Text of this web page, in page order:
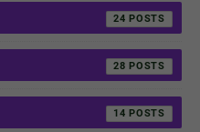
24
28
14